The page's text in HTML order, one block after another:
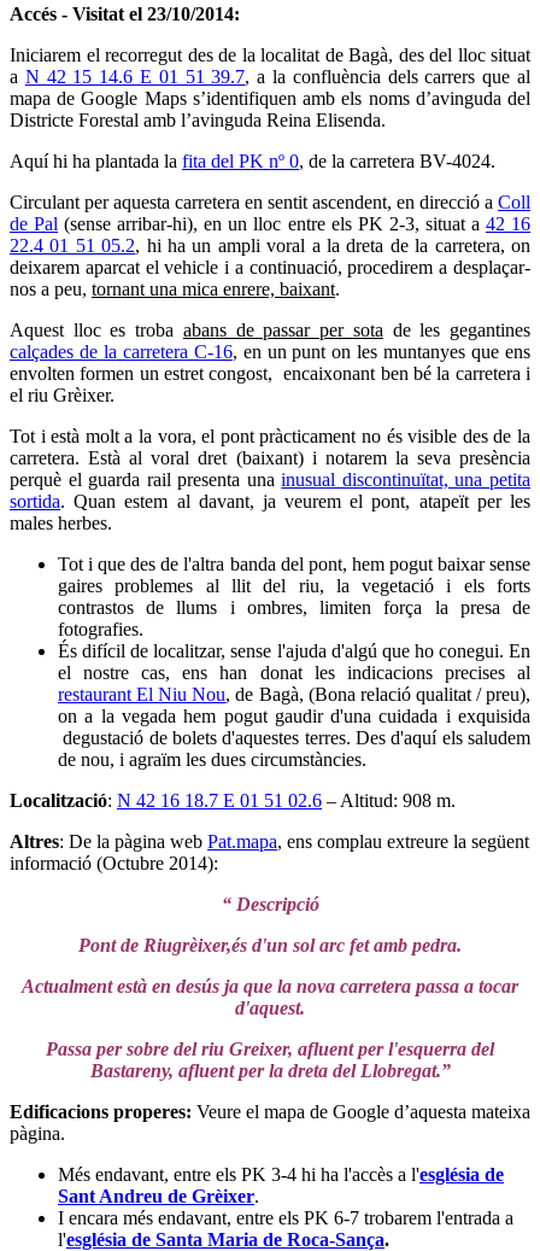
Accés - Visitat el 23/10/2014:
Iniciarem el recorregut des de la localitat de Bagà, des del lloc situat
a N 42 15 14.6 E 01 51 39.7, a la confluència dels carrers que al
mapa de Google Maps s’identifiquen amb els noms d’avinguda del
Districte Forestal amb l’avinguda Reina Elisenda.
Aquí hi ha plantada la fita del PK nº 0, de la carretera BV-4024.
Circulant per aquesta carretera en sentit ascendent, en direcció a Coll
de Pal (sense arribar-hi), en un lloc entre els PK 2-3, situat a 42 16
22.4 01 51 05.2, hi ha un ampli voral a la dreta de la carretera, on
deixarem aparcat el vehicle i a continuació, procedirem a desplaçar-
nos a peu, tornant una mica enrere, baixant.
Aquest lloc es troba abans de passar per sota de les gegantines
calçades de la carretera C-16, en un punt on les muntanyes que ens
envolten formen un estret congost, encaixonant ben bé la carretera i
el riu Grèixer.
Tot i està molt a la vora, el pont pràcticament no és visible des de la
carretera. Està al voral dret (baixant) i notarem la seva presència
perquè el guarda rail presenta unainusual discontinuïtat, una petita
sortida. Quan estem al davant, ja veurem el pont, atapeït per les
males herbes.
Tot i que des de l'altra banda del pont, hem pogut baixar sense
gaires problemes al llit del riu, la vegetació i els forts
contrastos de llums i ombres, limiten força la presa de
fotografies.
És difícil de localitzar, sense l'ajuda d'algú que ho conegui. En
el nostre cas, ens han donat les indicacions precises al
restaurant El Niu Nou, de Bagà, (Bona relació qualitat / preu),
on a la vegada hem pogut gaudir d'una cuidada i exquisida
degustació de bolets d'aquestes terres. Des d'aquí els saludem
de nou, i agraïm les dues circumstàncies.
Localització: N 42 16 18.7 E 01 51 02.6 – Altitud: 908 m.
Altres: De la pàgina web Pat.mapa, ens complau extreure la següent
informació (Octubre 2014):
“ Descripció
Pont de Riugrèixer,és d'un sol arc fet amb pedra.
Actualment està en desús ja que la nova carretera passa a tocar
d'aquest.
Passa per sobre del riu Greixer, afluent per l'esquerra del
Bastareny, afluent per la dreta del Llobregat.”
Edificacions properes: Veure el mapa de Google d’aquesta mateixa
pàgina.
Més endavant, entre els PK 3-4 hi ha l'accès a l'església de
Sant Andreu de Grèixer.
I encara més endavant, entre els PK 6-7 trobarem l'entrada a
l'església de Santa Maria de Roca-Sança.